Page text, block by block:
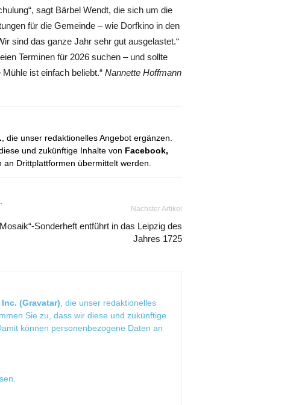
sagt Bärbel Wendt, die sich um die
für die Gemeinde – wie Dorfkino in den
sind das ganze Jahr sehr gut ausgelastet.“
Terminen für 2026 suchen – und sollte
ist einfach beliebt.“ Nannette Hoffmann
, die unser redaktionelles Angebot ergänzen.
und zukünftige Inhalte von Facebook,
Drittplattformen übermittelt werden.
Nächster Artikel
Sonderheft entführt in das Leipzig des
Jahres 1725
(Gravatar) , die unser redaktionelles
Sie zu, dass wir diese und zukünftige
können personenbezogene Daten an